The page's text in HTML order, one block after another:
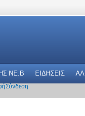
NE.B ΕΙΔΗΣΕΙΣ
Σύνδεση